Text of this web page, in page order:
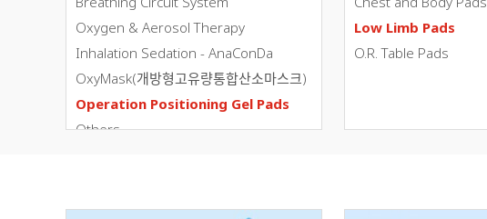
Oxygen & Aerosol Therapy
Inhalation Sedation - AnaConDa
OxyMask(개방형고유량통합산소마스크)
Operation Positioning Gel Pads
Others
Animal/Veterinary
Low Limb Pads
O.R. Table Pads